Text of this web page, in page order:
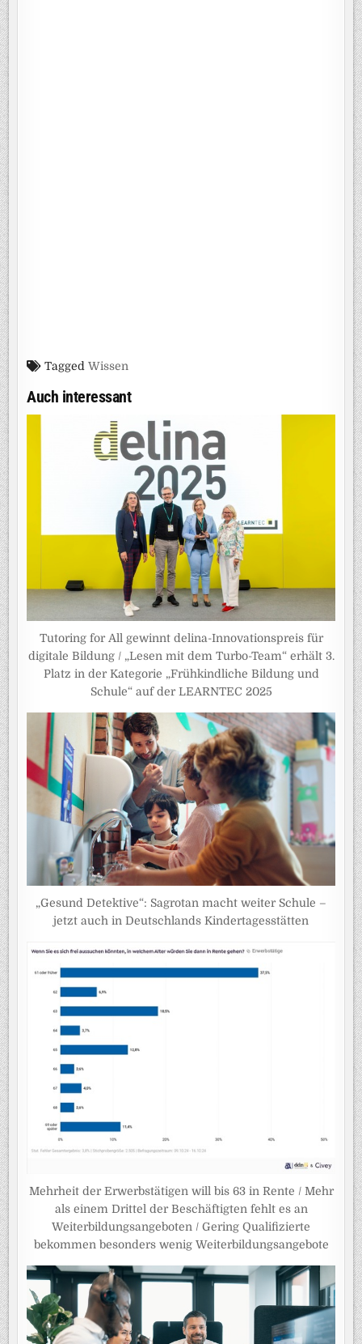
TaggedWissen
Auch interessant
Tutoring for All gewinnt delina-Innovationspreis für
digitale Bildung / „Lesen mit dem Turbo-Team“ erhält 3.
Platz in der Kategorie „Frühkindliche Bildung und
Schule“ auf der LEARNTEC 2025
„Gesund Detektive“: Sagrotan macht weiter Schule –
jetzt auch in Deutschlands Kindertagesstätten
Mehrheit der Erwerbstätigen will bis 63 in Rente / Mehr
als einem Drittel der Beschäftigten fehlt es an
Weiterbildungsangeboten / Gering Qualifizierte
bekommen besonders wenig Weiterbildungsangebote